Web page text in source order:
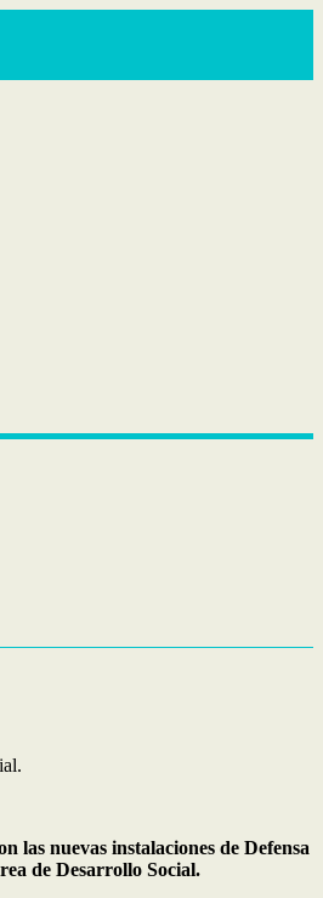
las nuevas instalaciones de Defensa
de Desarrollo Social.